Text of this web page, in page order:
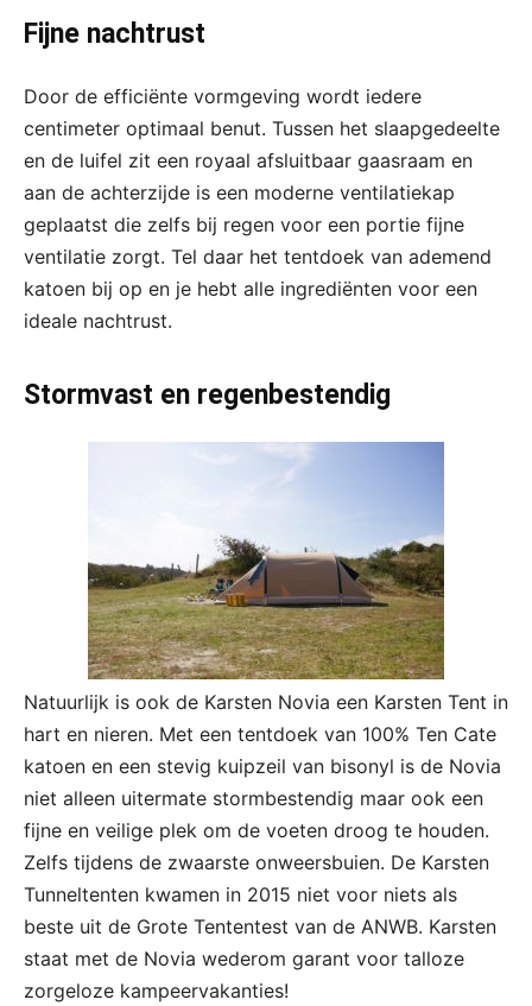
Fijne nachtrust
Door de efficiënte vormgeving wordt iedere
centimeter optimaal benut. Tussen het slaapgedeelte
en de luifel zit een royaal afsluitbaar gaasraam en
aan de achterzijde is een moderne ventilatiekap
geplaatst die zelfs bij regen voor een portie fijne
ventilatie zorgt. Tel daar het tentdoek van ademend
katoen bij op en je hebt alle ingrediënten voor een
ideale nachtrust.
Stormvast en regenbestendig
Natuurlijk is ook de Karsten Novia een Karsten Tent in
hart en nieren. Met een tentdoek van 100% Ten Cate
katoen en een stevig kuipzeil van bisonyl is de Novia
niet alleen uitermate stormbestendig maar ook een
fijne en veilige plek om de voeten droog te houden.
Zelfs tijdens de zwaarste onweersbuien. De Karsten
Tunneltenten kwamen in 2015 niet voor niets als
beste uit de Grote Tententest van de ANWB. Karsten
staat met de Novia wederom garant voor talloze
zorgeloze kampeervakanties!